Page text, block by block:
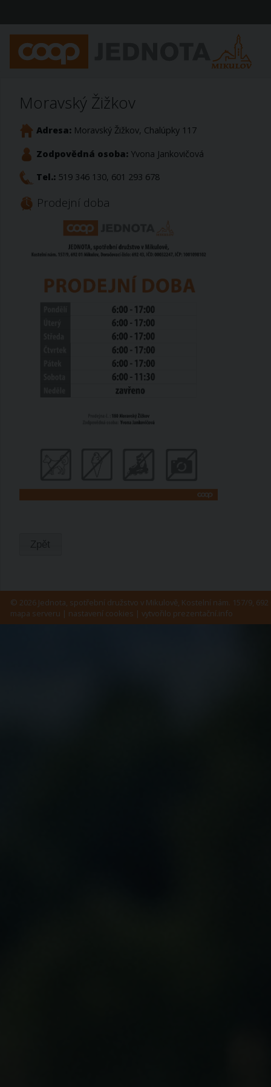
Moravský Žižkov
Adresa: Moravský Žižkov, Chalúpky 117
Zodpovědná osoba: Yvona Jankovičová
Tel.: 519 346 130, 601 293 678
Prodejní doba
© 2026 Jednota, spotřební družstvo v Mikulově, Kostelní nám. 157/9, 692
mapa serveru | nastavení cookies | vytvořilo prezentační.info